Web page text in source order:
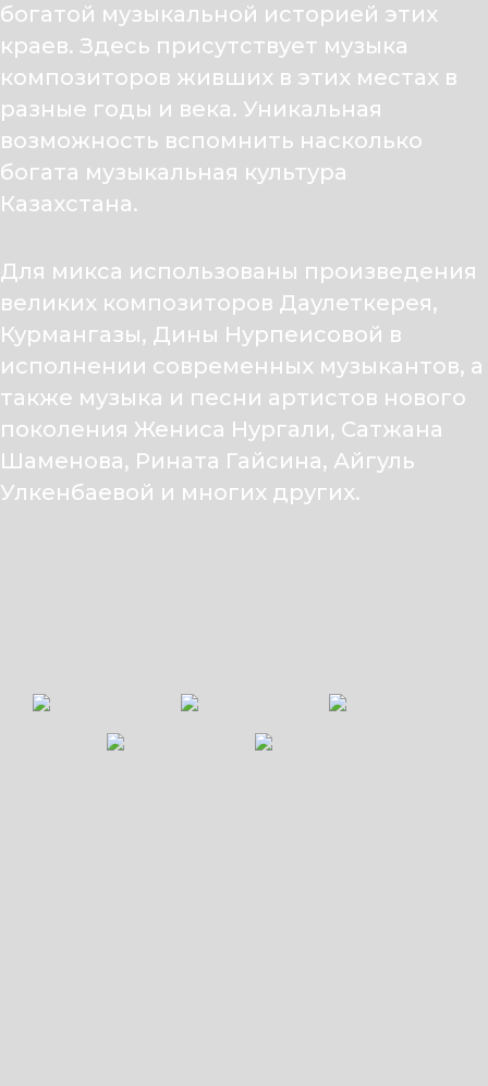
богатой музыкальной историей этих
краев. Здесь присутствует музыка
композиторов живших в этих местах в
разные годы и века. Уникальная
возможность вспомнить насколько
богата музыкальная культура
Казахстана.
Для микса использованы произведения
великих композиторов Даулеткерея,
Курмангазы, Дины Нурпеисовой в
исполнении современных музыкантов, а
также музыка и песни артистов нового
поколения Жениса Нургали, Сатжана
Шаменова, Рината Гайсина, Айгуль
Улкенбаевой и многих других.